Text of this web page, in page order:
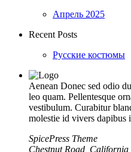
Апрель 2025
Recent Posts
Русские костюмы
Aenean Donec sed odio
leo quam. Pellentesque
vestibulum. Curabitur
molestie id vivers dapibus
SpicePress Theme
Chestnut Road, California